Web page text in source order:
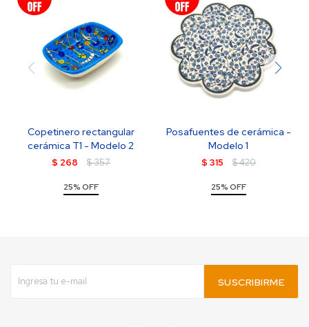
Copetinero rectangular
cerámica T1 - Modelo 2
$ 268 $357
25% OFF
Posafuentes de cerámica -
Modelo 1
$ 315 $420
25% OFF
SUSCRIBIRME